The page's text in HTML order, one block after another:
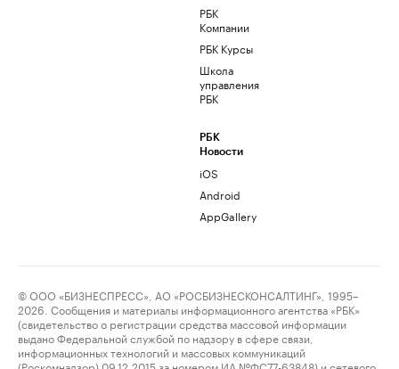
РБК
Компании
РБК Курсы
Школа
управления
РБК
РБК
Новости
iOS
Android
AppGallery
© ООО «БИЗНЕСПРЕСС», АО «РОСБИЗНЕСКОНСАЛТИНГ», 1995–
2026. Сообщения и материалы информационного агентства «РБК»
(свидетельство о регистрации средства массовой информации
выдано Федеральной службой по надзору в сфере связи,
информационных технологий и массовых коммуникаций